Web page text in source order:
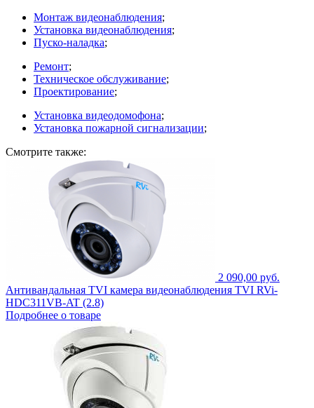
Монтаж видеонаблюдения;
Установка видеонаблюдения;
Пуско-наладка;
Ремонт;
Техническое обслуживание;
Проектирование;
Установка видеодомофона;
Установка пожарной сигнализации;
Смотрите также:
2 090,00 руб.
Антивандальная TVI камера видеонаблюдения TVI RVi-
HDC311VB-AT (2.8)
Подробнее о товаре